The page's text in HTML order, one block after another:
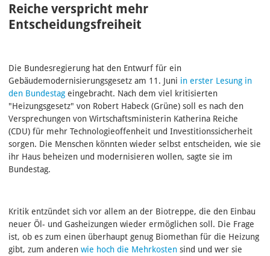
Reiche verspricht mehr
Entscheidungsfreiheit
Die Bundesregierung hat den Entwurf für ein
Gebäudemodernisierungsgesetz am 11. Juni in erster Lesung in
den Bundestag eingebracht. Nach dem viel kritisierten
"Heizungsgesetz" von Robert Habeck (Grüne) soll es nach den
Versprechungen von Wirtschaftsministerin Katherina Reiche
(CDU) für mehr Technologieoffenheit und Investitionssicherheit
sorgen. Die Menschen könnten wieder selbst entscheiden, wie sie
ihr Haus beheizen und modernisieren wollen, sagte sie im
Bundestag.
Kritik entzündet sich vor allem an der Biotreppe, die den Einbau
neuer Öl- und Gasheizungen wieder ermöglichen soll. Die Frage
ist, ob es zum einen überhaupt genug Biomethan für die Heizung
gibt, zum anderen wie hoch die Mehrkosten sind und wer sie